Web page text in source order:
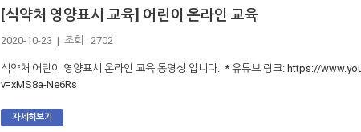
[식약처 영양표시 교육] 어린이 온라인 교육
2020-10-23 | 조회 : 2702
식약처 어린이 영양표시 온라인 교육 동영상 입니다. * 유튜브 링크: https://
v=xMS8a-Ne6Rs
자세히보기